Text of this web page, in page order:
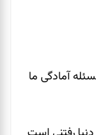
آمادگی ما